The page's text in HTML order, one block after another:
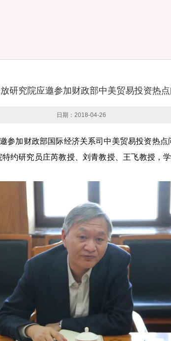
研究院应邀参加财政部中美贸易投资热
日期： 2018-04-26
参加财政部国际经济关系司中美贸易投资热
约研究员庄芮教授、刘青教授、王飞教授，